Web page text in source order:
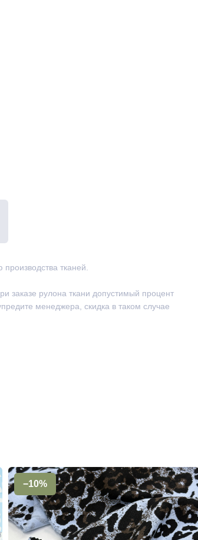
тканей.
заказе рулона ткани допустимый процент
менеджера, скидка в таком случае
−10%